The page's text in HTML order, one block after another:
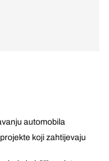
automobila
koji zahtijevaju